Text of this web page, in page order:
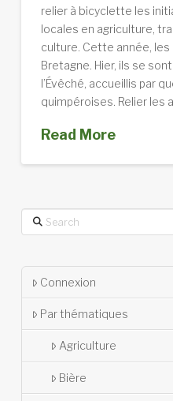
relier à bicyclette les
locales en agriculture,
culture. Cette année,
Bretagne. Hier, ils se
l’Évêché, accueillis par
quimpéroises. Relier les
Read More
Search
Connexion
Par thématiques
Agriculture
Bière